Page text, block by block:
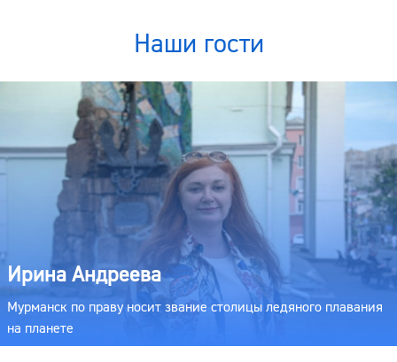
Наши гости
Ирина Андреева
Мурманск по праву носит звание столицы ледяного плавания
на планете